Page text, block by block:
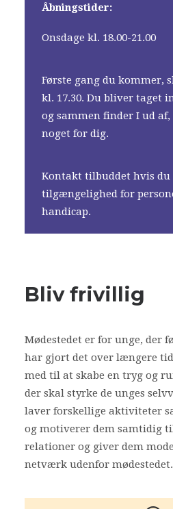
Åbningstider:
Onsdage kl. 18.00-21.00
Første gang du kommer,
kl. 17.30. Du bliver taget
og sammen finder I ud
noget for dig.
Kontakt tilbuddet hvis
tilgængelighed for
handicap.
Bliv frivillig
Mødestedet er for unge, der
har gjort det over længere
med til at skabe en tryg og
der skal styrke de unges
laver forskellige aktiviteter
og motiverer dem samtidig
relationer og giver dem
netværk udenfor mødestedet.